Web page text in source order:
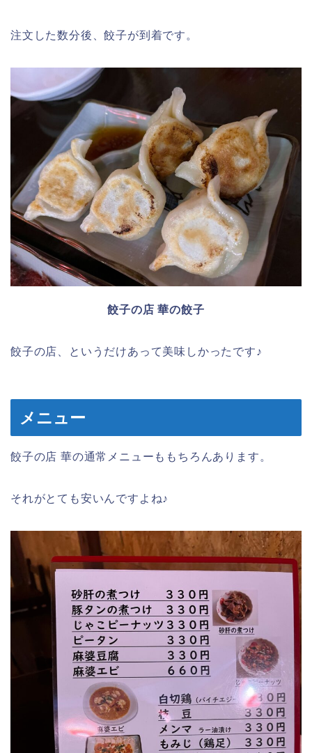
注文した数分後、餃子が到着です。
餃子の店 華の餃子
餃子の店、というだけあって美味しかったです♪
メニュー
餃子の店 華の通常メニューももちろんあります。
それがとても安いんですよね♪